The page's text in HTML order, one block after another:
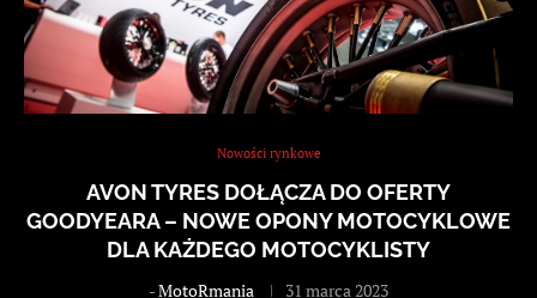
Nowości rynkowe
AVON TYRES DOŁĄCZA DO OFERTY
GOODYEARA – NOWE OPONY MOTOCYKLOWE
DLA KAŻDEGO MOTOCYKLISTY
-MotoRmania 31 marca 2023